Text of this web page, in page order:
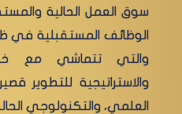
سوق العمل الحالية
الوظائف المستقبلية في
والتي تتماشي مع خطط
والاستراتيجية للتطوير
العلمي، والتكنولوجي